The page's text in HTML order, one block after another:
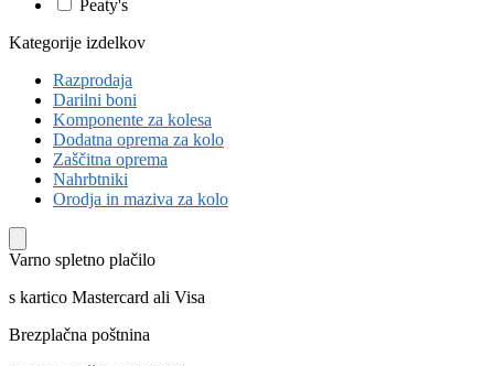
Peaty's
Kategorije izdelkov
Razprodaja
Darilni boni
Komponente za kolesa
Dodatna oprema za kolo
Zaščitna oprema
Nahrbtniki
Orodja in maziva za kolo
Varno spletno plačilo
s kartico Mastercard ali Visa
Brezplačna poštnina